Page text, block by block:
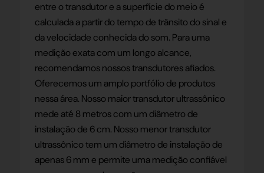
entre o transdutor e a superfície do meio é
calculada a partir do tempo de trânsito do sinal e
da velocidade conhecida do som. Para uma
medição exata com um longo alcance,
recomendamos nossos transdutores afiados.
Oferecemos um amplo portfólio de produtos
nessa área. Nosso maior transdutor ultrassônico
mede até 8 metros com um diâmetro de
instalação de 6 cm. Nosso menor transdutor
ultrassônico tem um diâmetro de instalação de
apenas 6 mm e permite uma medição confiável